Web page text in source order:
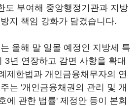
도 부여해 중앙행정기관과 지방
지 책임 강화가 담겼습니다.
올해 말 일몰 예정인 지방세 특
3년 연장하고 감면 사항을 확대
제한법과 개인금융채무자의 연
는 '개인금융채권의 관리 및 개
에 관한 법률' 제정안 등이 본회